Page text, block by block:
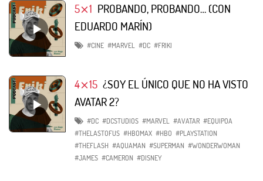
5⨯1 PROBANDO, PROBANDO… (CON
EDUARDO MARÍN)
#CINE #MARVEL #DC #FRIKI
4⨯15 ¿SOY EL ÚNICO QUE NO HA VISTO
AVATAR 2?
#DC #DCSTUDIOS #MARVEL #AVATAR #EQUIPOA
#THELASTOFUS #HBOMAX #HBO #PLAYSTATION
#THEFLASH #AQUAMAN #SUPERMAN #WONDERWOMAN
#JAMES #CAMERON #DISNEY